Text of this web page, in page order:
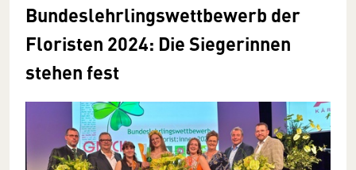
Bundes­lehrlings­wettbewerb der
Floristen 2024: Die Siegerinnen
stehen fest